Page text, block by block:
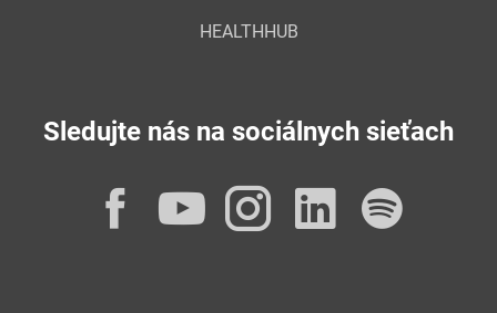
HEALTHHUB
Sledujte nás na sociálnych sieťach
Facebook
YouTube
Instagram